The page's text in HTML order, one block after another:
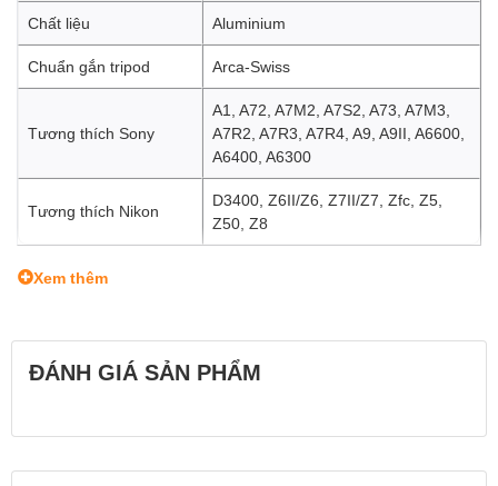
Chất liệu Aluminium
Chuẩn gắn tripod Arca-Swiss
Tương thích Sony
A1, A72, A7M2, A7S2, A73, A7M3,
A7R2, A7R3, A7R4, A9, A9II, A6600,
A6400, A6300
Tương thích Nikon
D3400, Z6II/Z6, Z7II/Z7, Zfc, Z5,
Z50, Z8
Xem thêm
ĐÁNH GIÁ SẢN PHẨM